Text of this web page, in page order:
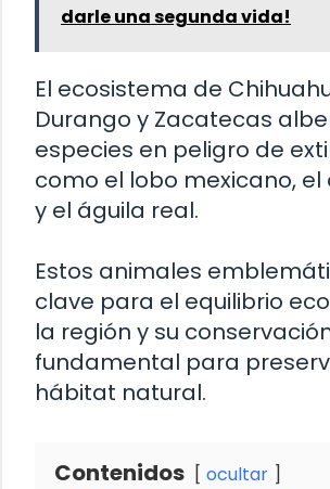
darle una segunda vida!
El ecosistema de
Durango y Zacatecas
especies en peligro de
como el lobo mexicano, el
y el águila real.
Estos animales
clave para el equilibrio
la región y su
fundamental para
hábitat natural.
Contenidos ocultar